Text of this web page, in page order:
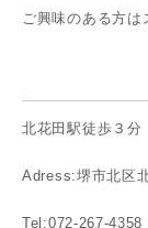
ご興味のある方
北花田駅徒歩３
Adress:堺市北区
Tel:072-267-4358